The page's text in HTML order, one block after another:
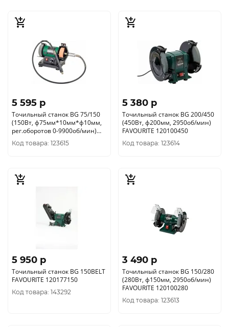
5 595 p
Точильный станок BG 75/150
(150Вт, ф75мм*10мм*ф10мм,
рег.оборотов 0-9900об/мин)
FAVOURITE 120110150
Код товара: 123615
5 380 p
Точильный станок BG 200/450
(450Вт, ф200мм, 2950об/мин)
FAVOURITE 120100450
Код товара: 123614
5 950 p
Точильный станок BG 150BELT
FAVOURITE 120177150
Код товара: 143292
3 490 p
Точильный станок BG 150/280
(280Вт, ф150мм, 2950об/мин)
FAVOURITE 120100280
Код товара: 123613